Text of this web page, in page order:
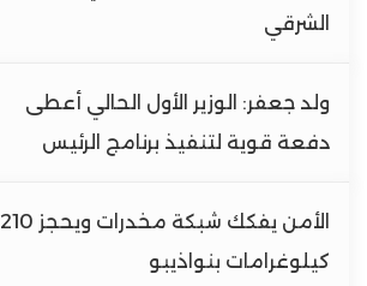
الشرقي
ولد جعفر: الوزير الأول الحالي أعطى
دفعة قوية لتنفيذ برنامج الرئيس
الأمن يفكك شبكة مخدرات ويحجز 210
كيلوغرامات بنواذيبو